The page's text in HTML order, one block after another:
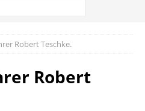
Robert Teschke.
Robert